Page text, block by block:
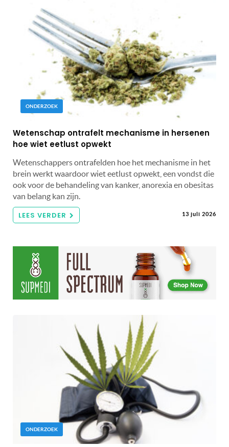
ONDERZOEK
Wetenschap ontrafelt mechanisme in hersenen
hoe wiet eetlust opwekt
Wetenschappers ontrafelden hoe het mechanisme in het
brein werkt waardoor wiet eetlust opwekt, een vondst die
ook voor de behandeling van kanker, anorexia en obesitas
van belang kan zijn.
LEES VERDER 13 juli 2026
ONDERZOEK